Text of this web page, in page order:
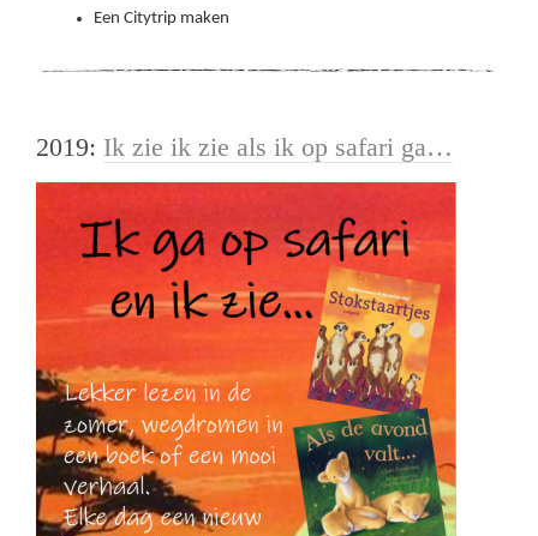
Een Citytrip maken
2019: Ik zie ik zie als ik op safari ga…